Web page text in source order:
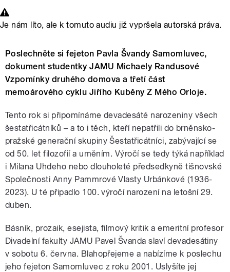
Je nám líto, ale k tomuto audiu již vypršela autorská práva.
Poslechněte si fejeton Pavla Švandy Samomluvec,
dokument studentky JAMU Michaely Randusové
Vzpomínky druhého domova a třetí část
memoárového cyklu Jiřího Kuběny Z Mého Orloje.
Tento rok si připomínáme devadesáté narozeniny všech
šestatřicátníků – a to i těch, kteří nepatřili do brněnsko-
pražské generační skupiny Šestatřicátníci, zabývající se
od 50. let filozofií a uměním. Výročí se tedy týká například
i Milana Uhdeho nebo dlouholeté předsedkyně tišnovské
Společnosti Anny Pammrové Vlasty Urbánkové (1936-
2023). U té připadlo 100. výročí narození na letošní 29.
duben.
Básník, prozaik, esejista, filmový kritik a emeritní profesor
Divadelní fakulty JAMU Pavel Švanda slaví devadesátiny
v sobotu 6. června. Blahopřejeme a nabízíme k poslechu
jeho fejeton Samomluvec z roku 2001. Uslyšíte jej